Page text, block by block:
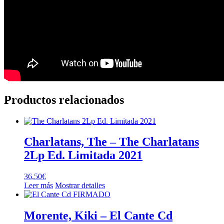
Productos relacionados
Charlatans, The – The Charlatans
2Lp Ed. Limitada 2021
36,50€
Leer más Mostrar detalles
Morente, Kiki – El Cante Cd